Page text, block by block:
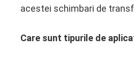
acestei schimbari de
Care sunt tipurile de